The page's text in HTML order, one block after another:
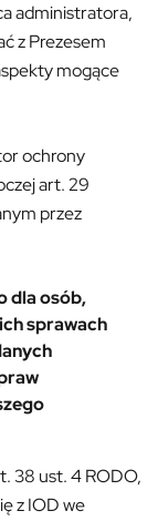
administratora,
z Prezesem
mogące
ochrony
art. 29
przez
dla osób,
sprawach
38 ust. 4 RODO,
z IOD we